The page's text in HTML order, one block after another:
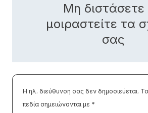
Μη διστάσετε
μοιραστείτε τα
σας
Η ηλ. διεύθυνση σας δεν δημοσιεύεται.
πεδία σημειώνονται με *